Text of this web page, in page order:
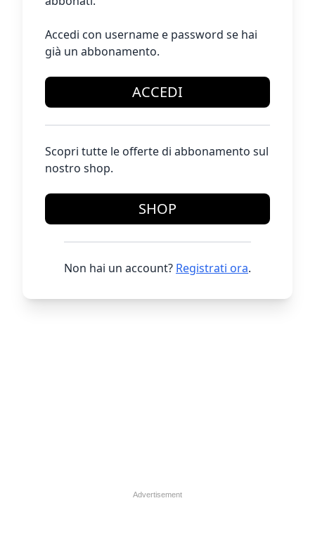
Accedi con username e password se hai
già un abbonamento.
ACCEDI
Scopri tutte le offerte di abbonamento sul
nostro shop.
SHOP
Non hai un account? Registrati ora.